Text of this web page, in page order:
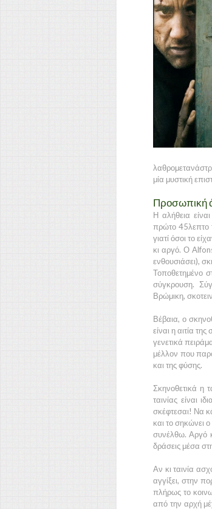
μία μυστική
Προσωπική
Η αλήθεια
πρώτο45λεπτο
γιατί όσοι το
κι αργό. Ο
ενθουσιάσει),
Τοποθετημένο
σύγκρουση.
Βρώμικη,
Βέβαια, ο
είναι η αιτία
γενετικά
μέλλον που
και της φύσης.
Σκηνοθετικά η
ταινίας είναι
σκέφτεσαι! Να
και το σηκώνει
συνέλθω. Αργό
δράσεις μέσα
Αν κι ταινία
αγγίξει, στην
πλήρως το
από την αρχή